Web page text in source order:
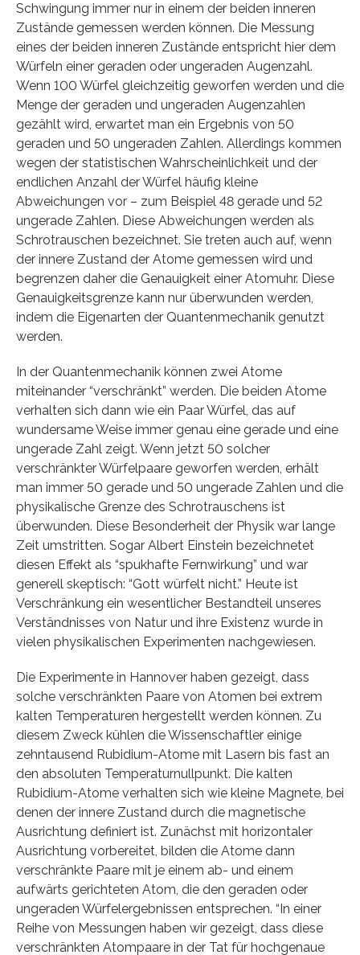
Schwingung immer nur in einem der beiden inneren
Zustände gemessen werden können. Die Messung
eines der beiden inneren Zustände entspricht hier dem
Würfeln einer geraden oder ungeraden Augenzahl.
Wenn 100 Würfel gleichzeitig geworfen werden und die
Menge der geraden und ungeraden Augenzahlen
gezählt wird, erwartet man ein Ergebnis von 50
geraden und 50 ungeraden Zahlen. Allerdings kommen
wegen der statistischen Wahrscheinlichkeit und der
endlichen Anzahl der Würfel häufig kleine
Abweichungen vor – zum Beispiel 48 gerade und 52
ungerade Zahlen. Diese Abweichungen werden als
Schrotrauschen bezeichnet. Sie treten auch auf, wenn
der innere Zustand der Atome gemessen wird und
begrenzen daher die Genauigkeit einer Atomuhr. Diese
Genauigkeitsgrenze kann nur überwunden werden,
indem die Eigenarten der Quantenmechanik genutzt
werden.
In der Quantenmechanik können zwei Atome
miteinander “verschränkt” werden. Die beiden Atome
verhalten sich dann wie ein Paar Würfel, das auf
wundersame Weise immer genau eine gerade und eine
ungerade Zahl zeigt. Wenn jetzt 50 solcher
verschränkter Würfelpaare geworfen werden, erhält
man immer 50 gerade und 50 ungerade Zahlen und die
physikalische Grenze des Schrotrauschens ist
überwunden. Diese Besonderheit der Physik war lange
Zeit umstritten. Sogar Albert Einstein bezeichnetet
diesen Effekt als “spukhafte Fernwirkung” und war
generell skeptisch: “Gott würfelt nicht.” Heute ist
Verschränkung ein wesentlicher Bestandteil unseres
Verständnisses von Natur und ihre Existenz wurde in
vielen physikalischen Experimenten nachgewiesen.
Die Experimente in Hannover haben gezeigt, dass
solche verschränkten Paare von Atomen bei extrem
kalten Temperaturen hergestellt werden können. Zu
diesem Zweck kühlen die Wissenschaftler einige
zehntausend Rubidium-Atome mit Lasern bis fast an
den absoluten Temperaturnullpunkt. Die kalten
Rubidium-Atome verhalten sich wie kleine Magnete, bei
denen der innere Zustand durch die magnetische
Ausrichtung definiert ist. Zunächst mit horizontaler
Ausrichtung vorbereitet, bilden die Atome dann
verschränkte Paare mit je einem ab- und einem
aufwärts gerichteten Atom, die den geraden oder
ungeraden Würfelergebnissen entsprechen. “In einer
Reihe von Messungen haben wir gezeigt, dass diese
verschränkten Atompaare in der Tat für hochgenaue